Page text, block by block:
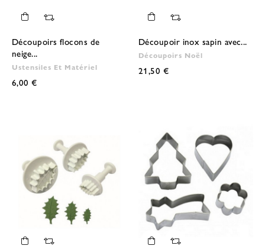
Découpoirs flocons de
neige...
Ustensiles Et Matériel
6,00 €
Découpoir inox sapin avec...
Découpoirs Noël
21,50 €